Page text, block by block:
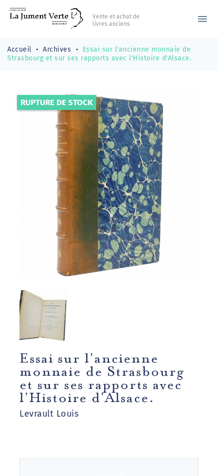
Vente et achat de
livres anciens
menu
Accueil Archives
Essai sur l'ancienne monnaie de
Strasbourg et sur ses rapports avec l'Histoire d'Alsace.
RUPTURE DE STOCK
Essai sur l'ancienne
monnaie de Strasbourg
et sur ses rapports avec
l'Histoire d'Alsace.
Levrault Louis